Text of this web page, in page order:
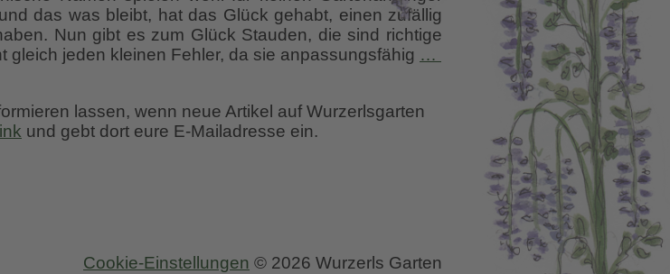
das was bleibt, hat das Glück gehabt, einen zufällig
Nun gibt es zum Glück Stauden, die sind richtige
gleich jeden kleinen Fehler, da sie anpassungsfähig …
Helleborus
Tausendsassa
lassen, wenn neue Artikel auf Wurzerlsgarten
und gebt dort eure E-Mailadresse ein.
Cookie-Einstellungen © 2026 Wurzerls Garten